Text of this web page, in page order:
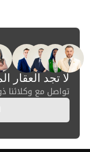
لا تجد العقار
تواصل مع وكلائنا